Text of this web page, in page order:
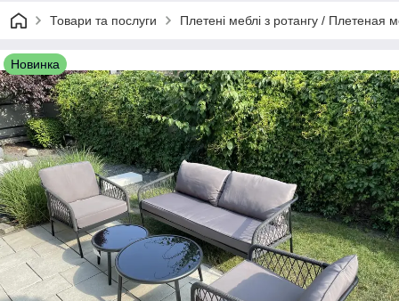
Товари та послуги Плетені меблі з ротангу / Плетеная
Новинка